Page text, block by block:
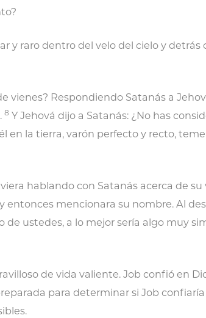
y raro dentro del velo del cielo y detrás
vienes? Respondiendo Satanás a
8 Y Jehová dijo a Satanás: ¿No has
en la tierra, varón perfecto y recto,
hablando con Satanás acerca de su
y entonces mencionara su nombre. Al
de ustedes, a lo mejor sería algo muy
de vida valiente. Job confió en
para determinar si Job